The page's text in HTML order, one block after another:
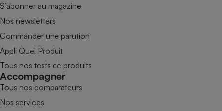
S’abonner au magazine
Nos newsletters
Commander une parution
Appli Quel Produit
Tous nos tests de produits
Accompagner
Tous nos comparateurs
Nos services